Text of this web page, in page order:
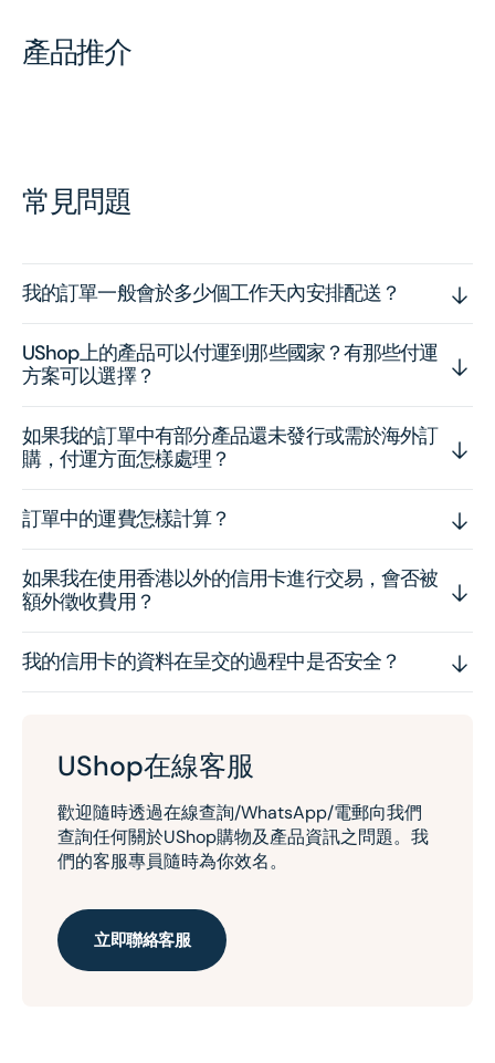
產品推介
常見問題
我的訂單一般會於多少個工作天內安排配送？
UShop上的產品可以付運到那些國家？有那些付運
方案可以選擇？
如果我的訂單中有部分產品還未發行或需於海外訂
購，付運方面怎樣處理？
訂單中的運費怎樣計算？
如果我在使用香港以外的信用卡進行交易，會否被
額外徵收費用？
我的信用卡的資料在呈交的過程中是否安全？
UShop在線客服
歡迎隨時透過在線查詢/WhatsApp/電郵向我們
查詢任何關於UShop購物及產品資訊之問題。我
們的客服專員隨時為你效名。
立即聯絡客服